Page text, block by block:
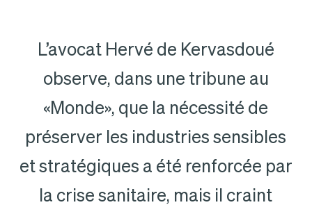
L’avocat Hervé de Kervasdoué
observe, dans une tribune au
«Monde», que la nécessité de
préserver les industries sensibles
et stratégiques a été renforcée par
la crise sanitaire, mais il craint